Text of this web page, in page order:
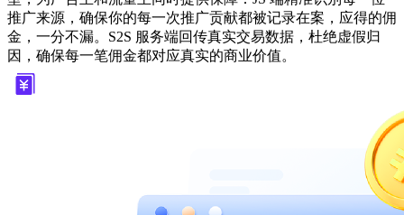
推广来源，确保你的每一次推广贡献都被记录在案，应得的佣
金，一分不漏。S2S 服务端回传真实交易数据，杜绝虚假归
因，确保每一笔佣金都对应真实的商业价值。